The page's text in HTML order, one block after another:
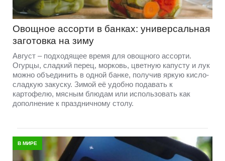
Овощное ассорти в банках: универсальная
заготовка на зиму
Август – подходящее время для овощного ассорти.
Огурцы, сладкий перец, морковь, цветную капусту и лук
можно объединить в одной банке, получив яркую кисло-
сладкую закуску. Зимой её удобно подавать к
картофелю, мясным блюдам или использовать как
дополнение к праздничному столу.
В МИРЕ